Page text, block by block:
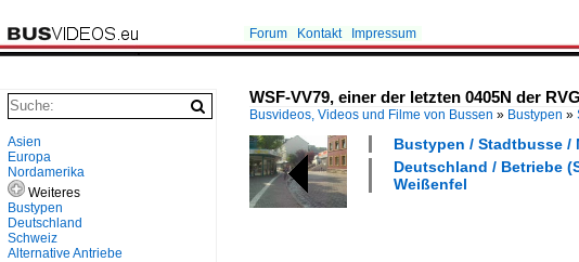
Forum Kontakt Impressum
WSF-VV79, einer der letzten 0405N der
Busvideos, Videos und Filme von Bussen » Bustypen »
Bustypen / Stadtbusse /
Deutschland / Betriebe
Weißenfel
Asien
Europa
Nordamerika
Weiteres
Bustypen
Deutschland
Schweiz
Alternative Antriebe